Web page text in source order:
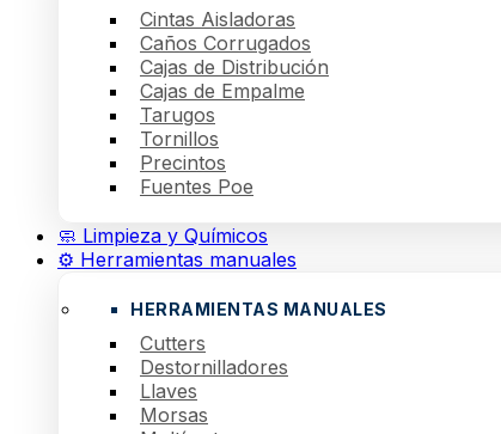
Cintas Aisladoras
Caños Corrugados
Cajas de Distribución
Cajas de Empalme
Tarugos
Tornillos
Precintos
Fuentes Poe
🧼 Limpieza y Químicos
⚙️ Herramientas manuales
HERRAMIENTAS MANUALES
Cutters
Destornilladores
Llaves
Morsas